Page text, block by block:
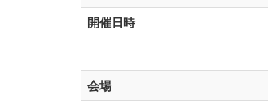
開催日時
会場